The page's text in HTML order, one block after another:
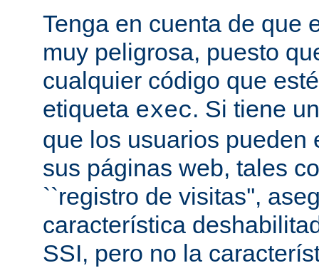
Tenga en cuenta de que
muy peligrosa, puesto
cualquier código que
etiqueta exec. Si tiene
que los usuarios pueden
sus páginas web, tales
``registro de visitas'',
característica
SSI, pero no la